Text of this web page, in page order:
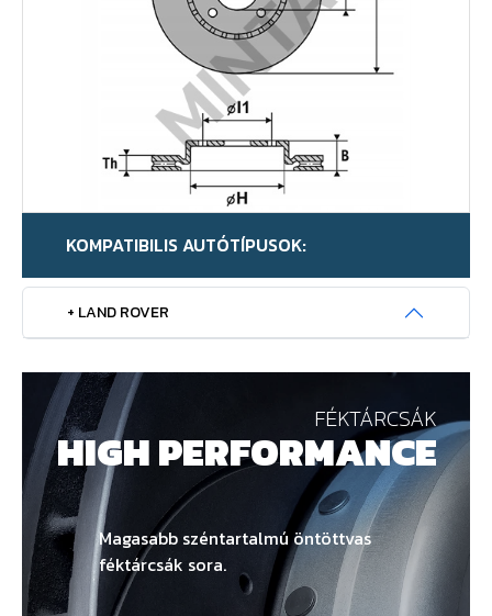
KOMPATIBILIS AUTÓTÍPUSOK:
+ LAND ROVER
FÉKTÁRCSÁK
HIGH PERFORMANCE
Magasabb széntartalmú öntöttvas
féktárcsák sora.